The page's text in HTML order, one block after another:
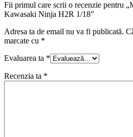
Fii primul care scrii o recenzie pentru
Kawasaki Ninja H2R 1/18”
Adresa ta de email nu va fi publicată.
marcate cu *
Evaluarea ta *
Recenzia ta *